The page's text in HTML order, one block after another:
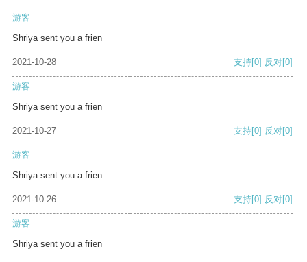
游客
Shriya sent you a frien
2021-10-28 支持[0] 反对[0]
游客
Shriya sent you a frien
2021-10-27 支持[0] 反对[0]
游客
Shriya sent you a frien
2021-10-26 支持[0] 反对[0]
游客
Shriya sent you a frien